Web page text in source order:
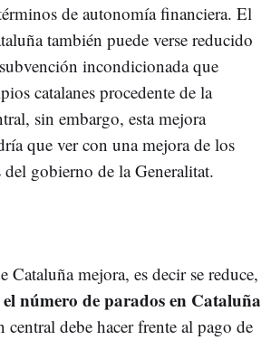
de autonomía financiera. El
también puede verse reducido
incondicionada que
catalanes procedente de la
sin embargo, esta mejora
que ver con una mejora de los
del gobierno de la Generalitat.
mejora, es decir se reduce,
número de parados en Cataluña
debe hacer frente al pago de